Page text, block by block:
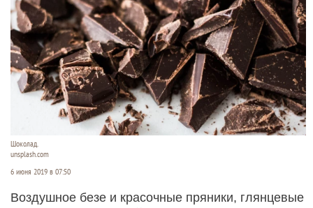
Шоколад.
unsplash.com
6 июня 2019 в 07:50
Воздушное безе и красочные пряники, глянцевые